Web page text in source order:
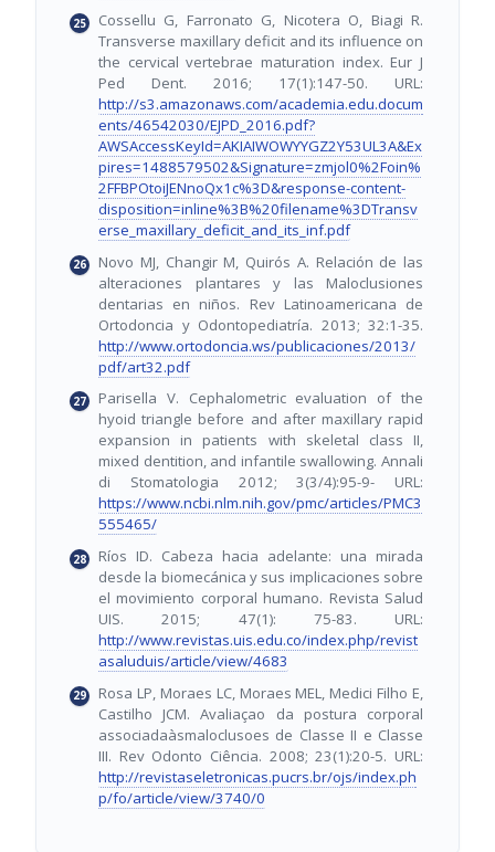
Cossellu G, Farronato G, Nicotera O, Biagi R.
Transverse maxillary deficit and its influence on
the cervical vertebrae maturation index. Eur J
Ped Dent. 2016; 17(1):147-50. URL:
http://s3.amazonaws.com/academia.edu.docum
ents/46542030/EJPD_2016.pdf?
AWSAccessKeyId=AKIAIWOWYYGZ2Y53UL3A&Ex
pires=1488579502&Signature=zmjol0%2Foin%
2FFBPOtoiJENnoQx1c%3D&response-content-
disposition=inline%3B%20filename%3DTransv
erse_maxillary_deficit_and_its_inf.pdf
Novo MJ, Changir M, Quirós A. Relación de las
alteraciones plantares y las Maloclusiones
dentarias en niños. Rev Latinoamericana de
Ortodoncia y Odontopediatría. 2013; 32:1-35.
http://www.ortodoncia.ws/publicaciones/2013/
pdf/art32.pdf
Parisella V. Cephalometric evaluation of the
hyoid triangle before and after maxillary rapid
expansion in patients with skeletal class II,
mixed dentition, and infantile swallowing. Annali
di Stomatologia 2012; 3(3/4):95-9- URL:
https://www.ncbi.nlm.nih.gov/pmc/articles/PMC3
555465/
Ríos ID. Cabeza hacia adelante: una mirada
desde la biomecánica y sus implicaciones sobre
el movimiento corporal humano. Revista Salud
UIS. 2015; 47(1): 75-83. URL:
http://www.revistas.uis.edu.co/index.php/revist
asaluduis/article/view/4683
Rosa LP, Moraes LC, Moraes MEL, Medici Filho E,
Castilho JCM. Avaliaçao da postura corporal
associadaàsmaloclusoes de Classe II e Classe
III. Rev Odonto Ciência. 2008; 23(1):20-5. URL:
http://revistaseletronicas.pucrs.br/ojs/index.ph
p/fo/article/view/3740/0